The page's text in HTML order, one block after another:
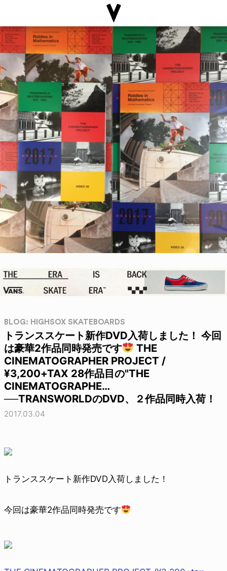
BLOG: HIGHSOX SKATEBOARDS
トランススケート新作DVD入荷しました！ 今回
は豪華2作品同時発売です
THE
CINEMATOGRAPHER PROJECT /
¥3,200+TAX 28作品目の"THE
CINEMATOGRAPHE…
──TRANSWORLDのDVD、２作品同時入荷！
2017.03.04
トランススケート新作DVD入荷しました！
今回は豪華2作品同時発売です